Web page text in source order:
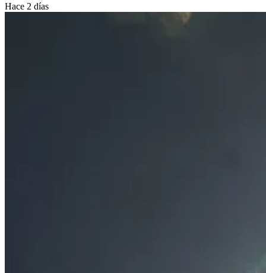
Hace 2 días